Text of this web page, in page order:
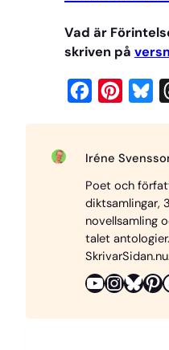
Vad är
skriven på
e
b
o
o
k
t
e
r
e
s
t
e
s
k
y
Iréne
Poet och
diktsamlingar,
novellsamling
talet
YouTube InstagramBluesky Pinterest